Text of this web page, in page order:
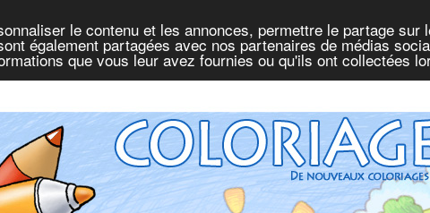
le contenu et les annonces, permettre le partage
également partagées avec nos partenaires de médias
que vous leur avez fournies ou qu'ils ont collectées